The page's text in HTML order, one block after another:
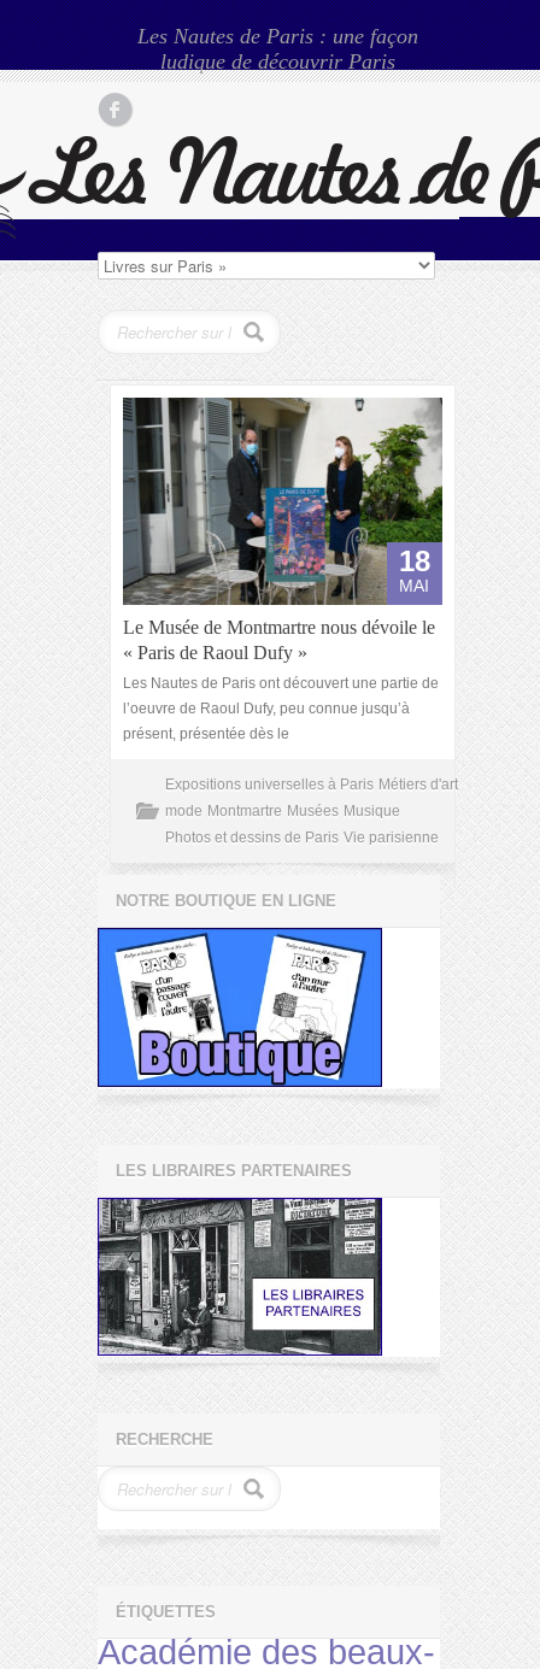
Les Nautes de Paris : une façon
ludique de découvrir Paris
18
MAI
Le Musée de Montmartre nous dévoile le
« Paris de Raoul Dufy »
Les Nautes de Paris ont découvert une partie de
l’oeuvre de Raoul Dufy, peu connue jusqu’à
présent, présentée dès le
Expositions universelles à Paris Métiers d'art
mode Montmartre Musées Musique
Photos et dessins de Paris Vie parisienne
NOTRE BOUTIQUE EN LIGNE
LES LIBRAIRES PARTENAIRES
RECHERCHE
ÉTIQUETTES
Académie des beaux-